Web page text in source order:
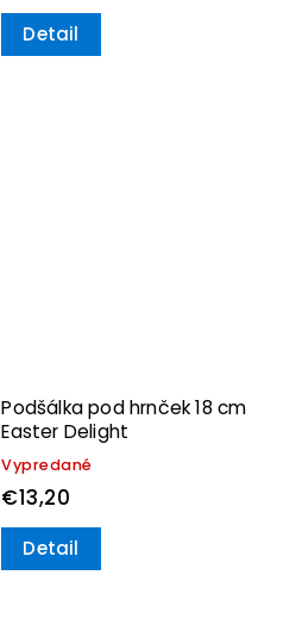
Detail
Podšálka pod hrnček 18 cm
Easter Delight
Vypredané
€13,20
Detail